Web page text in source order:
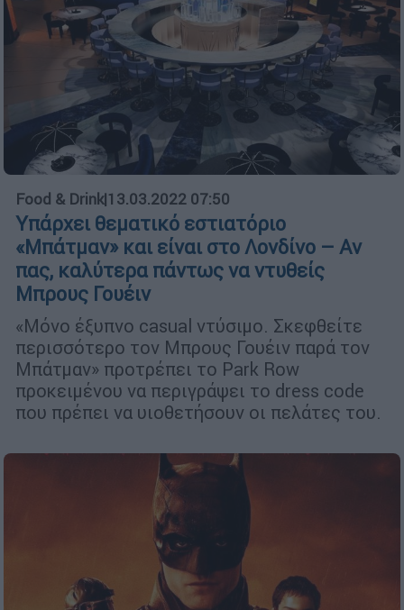
Food & Drink|13.03.2022 07:50
Υπάρχει θεματικό εστιατόριο
«Μπάτμαν» και είναι στο Λονδίνο – Αν
πας, καλύτερα πάντως να ντυθείς
Μπρους Γουέιν
«Μόνο έξυπνο casual ντύσιμο. Σκεφθείτε
περισσότερο τον Μπρους Γουέιν παρά τον
Μπάτμαν» προτρέπει το Park Row
προκειμένου να περιγράψει το dress code
που πρέπει να υιοθετήσουν οι πελάτες του.